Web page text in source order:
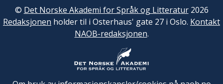
© Det Norske Akademi for Språk og Litteratur2026
Redaksjonen holder til i Osterhaus' gate 27 i Oslo. Kontakt
NAOB-redaksjonen.